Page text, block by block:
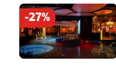
-27%